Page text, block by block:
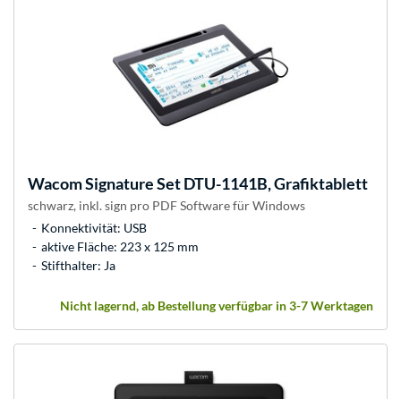
WacomSignature Set DTU-1141B, Grafiktablett
schwarz, inkl. sign pro PDF Software für Windows
Konnektivität: USB
aktive Fläche: 223 x 125 mm
Stifthalter: Ja
Nicht lagernd, ab Bestellung verfügbar in 3-7 Werktagen